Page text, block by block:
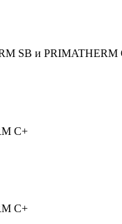
SB и PRIMATHERM
С+
С+